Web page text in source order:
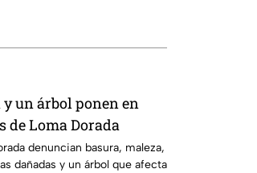
y un árbol ponen en
de Loma Dorada
denuncian basura, maleza,
dañadas y un árbol que afecta